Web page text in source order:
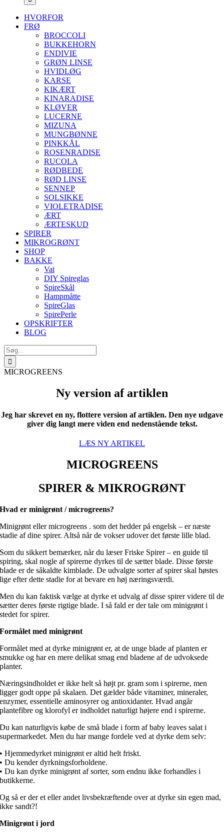
HVORFOR
FRØ
BROCCOLI
BUKKEHORN
ENDIVIE
GRØN LINSE
HVIDLØG
KARSE
KIKÆRT
KINARADISE
KLØVER
LUCERNE
MIZUNA
MUNGBØNNE
PINKKÅL
ROSENRADISE
RUCOLA
RØDBEDE
RØD LINSE
SENNEP
SOLSIKKE
VIOLETRADISE
ÆRT
ÆRTESKUD
SPIRER
MIKROGRØNT
SHOP
BAKKE
Vat
DIY Spireglas
SpireSkål
Hampmåtte
SpireGlas
SpirePerle
OPSKRIFTER
BLOG
Søg
efter:
MICROGREENS
Ny version af artiklen
Jeg har skrevet en ny, flottere version af artiklen. Den nye udgave
giver dig langt mere viden end nedenstående tekst.
LÆS NY ARTIKEL
MICROGREENS
SPIRER & MIKROGRØNT
Hvad er minigrønt / microgreens?
Minigrønt eller microgreens . som det hedder på engelsk – er næste
stadie af dine spirer. Altså når de vokser udover det første lille blad.
Som du sikkert bemærker, når du læser Friske Spirer – en guide til
spiring, skal nogle af spirerne dyrkes til de sætter blade. Disse første
blade er de såkaldte kimblade. De udvalgte sorter af spirer skal høstes
lige efter dette stadie for at bevare en høj næringsværdi.
Men du kan faktisk vælge at dyrke et udvalg af disse spirer videre til de
sætter deres første rigtige blade. I så fald er der tale om minigrønt i
stedet for spirer.
Formålet med minigrønt
Formålet med at dyrke minigrønt er, at de unge blade af planten er
smukke og har en mere delikat smag end bladene af de udvoksede
planter.
Næringsindholdet er ikke helt så højt pr. gram som i spirerne, men
ligger godt oppe på skalaen. Det gælder både vitaminer, mineraler,
enzymer, essentielle aminosyrer og antioxidanter. Hvad angår
plantefibre og klorofyl er indholdet naturligt højere end i spirerne.
Du kan naturligvis købe de små blade i form af baby leaves salat i
supermarkedet. Men du har mange fordele ved at dyrke dem selv:
• Hjemmedyrket minigrønt er altid helt friskt.
• Du kender dyrkningsforholdene.
• Du kan dyrke minigrønt af sorter, som endnu ikke forhandles i
butikkerne.
Og så er der et eller andet livsbekræftende over at dyrke sin egen mad,
ikke sandt?!
Minigrønt i jord